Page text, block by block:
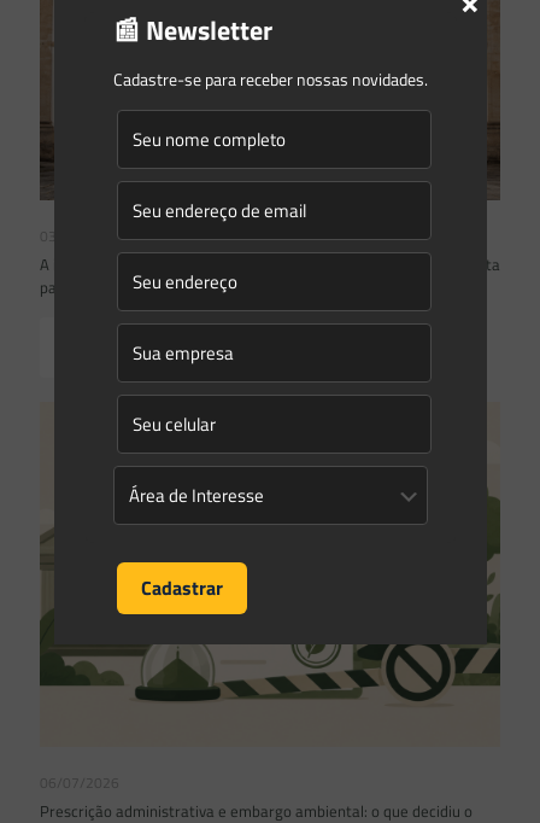
03/08/2026
A inclusão de imóvel em inventário de patrimônio cultural não basta
para impor restrições ao direito de propriedade:
Read more
06/07/2026
Prescrição administrativa e embargo ambiental: o que decidiu o
📰 Newsletter
Cadastre-se para receber nossas novidades.